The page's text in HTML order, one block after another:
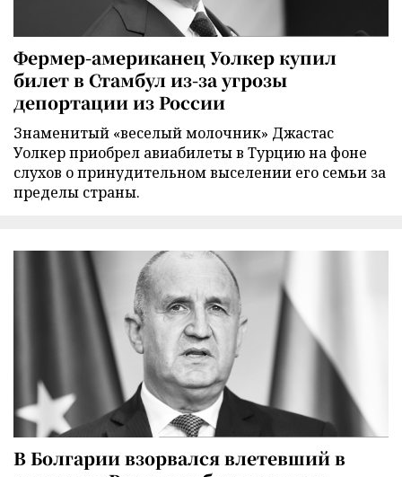
Фермер-американец Уолкер купил
билет в Стамбул из-за угрозы
депортации из России
Знаменитый «веселый молочник» Джастас
Уолкер приобрел авиабилеты в Турцию на фоне
слухов о принудительном выселении его семьи за
пределы страны.
В Болгарии взорвался влетевший в